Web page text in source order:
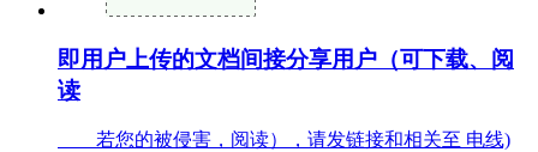
即用户上传的文档间接分享用户（可下载、阅
读
若您的被侵害，阅读），请发链接和相关至 电线)